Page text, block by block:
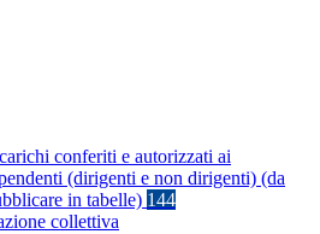
conferiti e autorizzati ai
(dirigenti e non dirigenti) (da
in tabelle) 144
collettiva